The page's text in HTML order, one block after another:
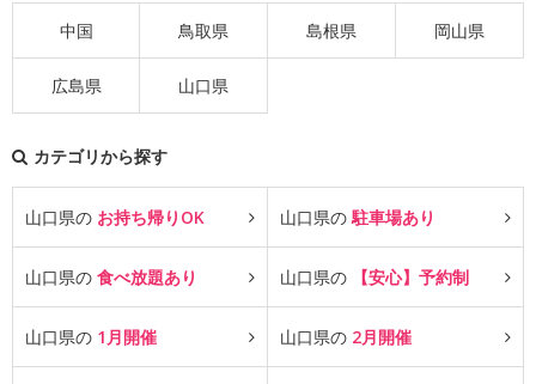
中国 鳥取県 島根県 岡山県
広島県 山口県
カテゴリから探す
山口県の お持ち帰りOK 山口県の駐車場あり
山口県の 食べ放題あり 山口県の 【安心】予約制
山口県の 1月開催 山口県の 2月開催